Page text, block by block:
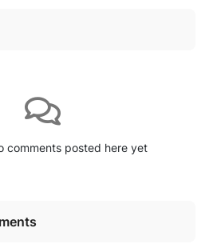
comments posted here yet